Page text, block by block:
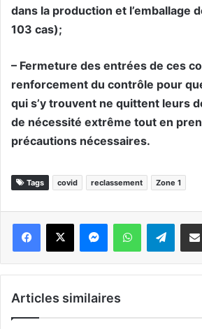
dans la production et l’emballage
103 cas);
– Fermeture des entrées de ces
renforcement du contrôle pour
qui s’y trouvent ne quittent leurs
de nécessité extrême tout en
précautions nécessaires.
Tags covid reclassement Zone 1
WhatsApp Telegram
Articles similaires